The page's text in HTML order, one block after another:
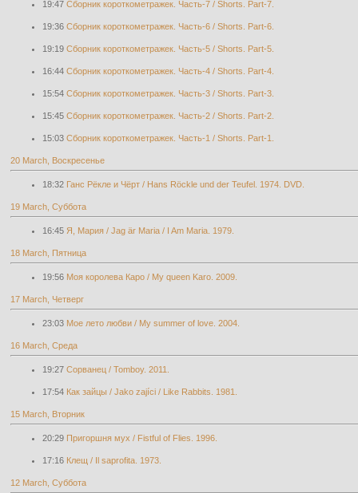
19:47 Сборник короткометражек. Часть-7 / Shorts. Part-7.
19:36 Сборник короткометражек. Часть-6 / Shorts. Part-6.
19:19 Сборник короткометражек. Часть-5 / Shorts. Part-5.
16:44 Сборник короткометражек. Часть-4 / Shorts. Part-4.
15:54 Сборник короткометражек. Часть-3 / Shorts. Part-3.
15:45 Сборник короткометражек. Часть-2 / Shorts. Part-2.
15:03 Сборник короткометражек. Часть-1 / Shorts. Part-1.
20 March, Воскресенье
18:32 Ганс Рёкле и Чёрт / Hans Röckle und der Teufel. 1974. DVD.
19 March, Суббота
16:45 Я, Мария / Jag är Maria / I Am Maria. 1979.
18 March, Пятница
19:56 Моя королева Каро / My queen Karo. 2009.
17 March, Четверг
23:03 Мое лето любви / My summer of love. 2004.
16 March, Среда
19:27 Сорванец / Tomboy. 2011.
17:54 Как зайцы / Jako zajíci / Like Rabbits. 1981.
15 March, Вторник
20:29 Пригоршня мух / Fistful of Flies. 1996.
17:16 Клещ / Il saprofita. 1973.
12 March, Суббота